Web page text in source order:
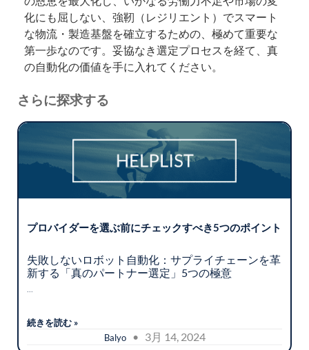
化にも屈しない、強靭（レジリエント）でスマート
な物流・製造基盤を確立するための、極めて重要な
第一歩なのです。妥協なき選定プロセスを経て、真
の自動化の価値を手に入れてください。
さらに探求する
プロバイダーを選ぶ前にチェックすべき5つのポイント
失敗しないロボット自動化：サプライチェーンを革
新する「真のパートナー選定」5つの極意
続きを読む »
Balyo• 3月 14, 2024